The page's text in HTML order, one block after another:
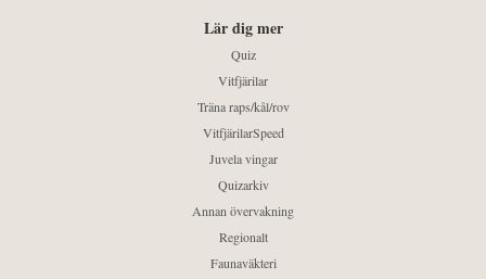
Lär dig mer
Quiz
Vitfjärilar
Träna raps/kål/rov
VitfjärilarSpeed
Juvela vingar
Quizarkiv
Annan övervakning
Regionalt
Faunaväkteri